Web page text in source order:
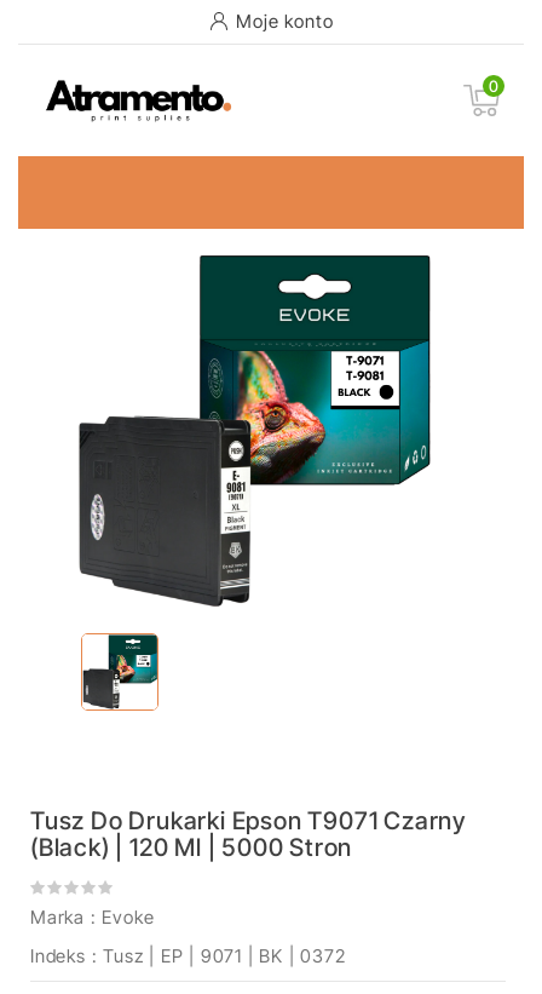
Moje konto
0
Tusz Do Drukarki Epson T9071 Czarny
(black) | 120 Ml | 5000 Stron
Marka : Evoke
Indeks : Tusz | EP | 9071 | BK | 0372